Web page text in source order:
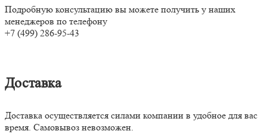
Подробную консультацию вы можете получить у наших
менеджеров по телефону
+7 (499) 286-95-43
Доставка
Доставка осуществляется силами компании в удобное для вас
время. Самовывоз невозможен.